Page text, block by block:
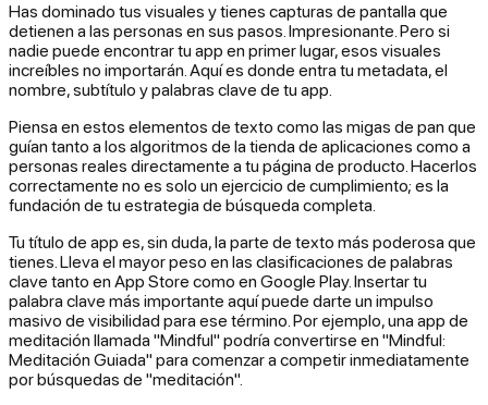
Has dominado tus visuales y tienes capturas de pantalla que
detienen a las personas en sus pasos. Impresionante. Pero si
nadie puede encontrar tu app en primer lugar, esos visuales
increíbles no importarán. Aquí es donde entra tu metadata, el
nombre, subtítulo y palabras clave de tu app.
Piensa en estos elementos de texto como las migas de pan que
guían tanto a los algoritmos de la tienda de aplicaciones como a
personas reales directamente a tu página de producto. Hacerlos
correctamente no es solo un ejercicio de cumplimiento; es la
fundación de tu estrategia de búsqueda completa.
Tu título de app es, sin duda, la parte de texto más poderosa que
tienes. Lleva el mayor peso en las clasificaciones de palabras
clave tanto en App Store como en Google Play. Insertar tu
palabra clave más importante aquí puede darte un impulso
masivo de visibilidad para ese término. Por ejemplo, una app de
meditación llamada "Mindful" podría convertirse en "Mindful:
Meditación Guiada" para comenzar a competir inmediatamente
por búsquedas de "meditación".